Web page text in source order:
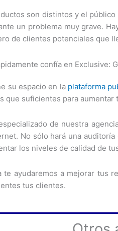
son distintos y el
un problema muy grave.
de clientes potenciales que
confía en Exclusive:
su espacio en la plataforma
que suficientes para aumentar
de nuestra
No sólo hará una
los niveles de calidad de
te ayudaremos a mejorar tus
tus clientes.